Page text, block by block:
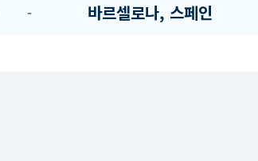
- 바르셀로나, 스페인